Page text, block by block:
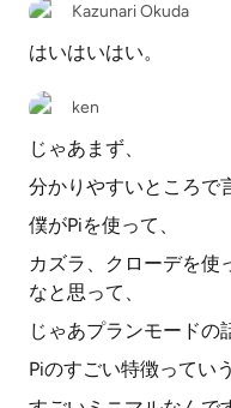
Kazunari Okuda
はいはいはい。
ken
じゃあまず、
分かりやすいところで
僕がPiを使って、
カズラ、クローデを使
なと思って、
じゃあプランモードの
Piのすごい特徴ってい